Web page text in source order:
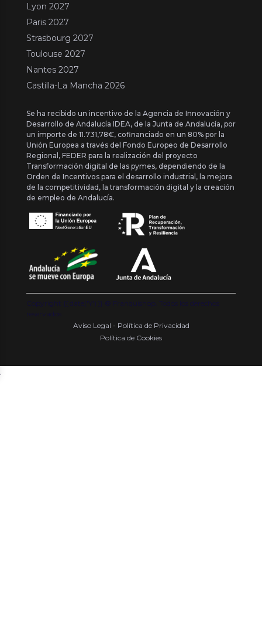
Lyon 2027
Paris 2027
Strasbourg 2027
Toulouse 2027
Nantes 2027
Castilla-La Mancha 2026
Se ha recibido un incentivo de la Agencia de Innovación y
Desarrollo de Andalucía IDEA, de la Junta de Andalucía, por
un importe de 11.731,78€, cofinanciado en un 80% por la
Unión Europea a través del Fondo Europeo de Desarrollo
Regional, FEDER para la realización del proyecto
Transformación digital de las pymes, dependiendo de la
Orden de Incentivos para el desarrollo industrial, la mejora
de la competitividad, la transformación digital y la creación
de empleo de Andalucía.
Copyright {{ date('Y') }} ® Franquishop. Todos los derechos
reservados
Aviso Legal - Política de Privacidad
Política de Cookies
.